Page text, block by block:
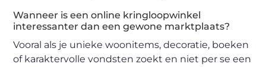
Wanneer is een online kringloopwinkel
interessanter dan een gewone marktplaats?
Vooral als je unieke woonitems, decoratie, boeken
of karaktervolle vondsten zoekt en niet per se een